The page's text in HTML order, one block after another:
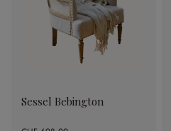
Sessel Bebington